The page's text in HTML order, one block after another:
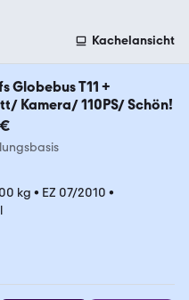
Kachelansicht
Globebus T11 +
Kamera/ 110PS/ Schön!
kg • EZ 07/2010 •